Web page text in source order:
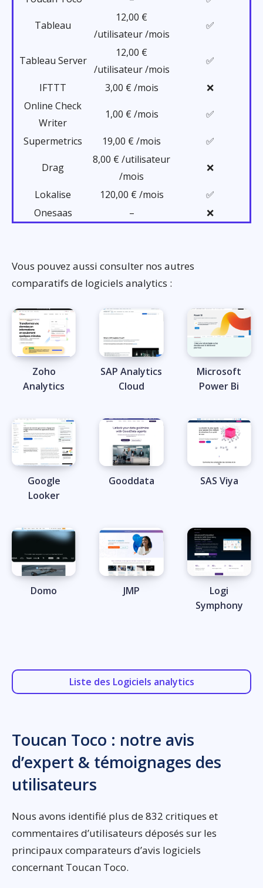
Tableau
12,00 €
/utilisateur /mois
✅
Tableau Server
12,00 €
/utilisateur /mois
✅
IFTTT 3,00 € /mois
❌
Online Check
Writer
1,00 € /mois ✅
Supermetrics 19,00 € /mois ✅
Drag
8,00 € /utilisateur
/mois
❌
Lokalise 120,00 € /mois
✅
Onesaas
– ❌
Vous pouvez aussi consulter nos autres
comparatifs de logiciels analytics :
Zoho
Analytics
SAP Analytics
Cloud
Microsoft
Power Bi
Google
Looker
Gooddata SAS Viya
Domo JMP
Logi
Symphony
Liste des Logiciels analytics
Toucan Toco : notre avis
d’expert & témoignages des
utilisateurs
Nous avons identifié plus de 832 critiques et
commentaires d’utilisateurs déposés sur les
principaux comparateurs d’avis logiciels
concernant Toucan Toco.